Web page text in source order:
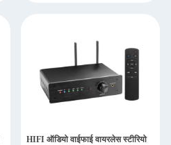
HIFI ऑडियो वाईफाई वायरलेस स्टीरियो